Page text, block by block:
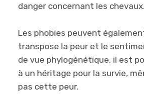
danger concernant les chevaux.
Les phobies peuvent
transpose la peur et le
de vue phylogénétique, il est
à un héritage pour la survie,
pas cette peur.